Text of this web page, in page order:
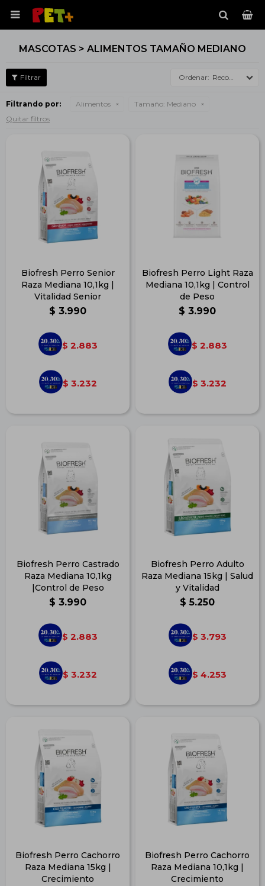

MASCOTAS > ALIMENTOS TAMAÑO MEDIANO
Recomendados
Filtrando por: Alimentos Tamaño: Mediano
Quitar filtros
Biofresh Perro Senior
Raza Mediana 10,1kg |
Vitalidad Senior
$ 3.990
$ 2.883
$ 3.232
Biofresh Perro Light Raza
Mediana 10,1kg | Control
de Peso
$ 3.990
$ 2.883
$ 3.232
Biofresh Perro Castrado
Raza Mediana 10,1kg
|Control de Peso
$ 3.990
$ 2.883
$ 3.232
Biofresh Perro Adulto
Raza Mediana 15kg | Salud
y Vitalidad
$ 5.250
$ 3.793
$ 4.253
Biofresh Perro Cachorro
Raza Mediana 15kg |
Crecimiento
Biofresh Perro Cachorro
Raza Mediana 10,1kg |
Crecimiento